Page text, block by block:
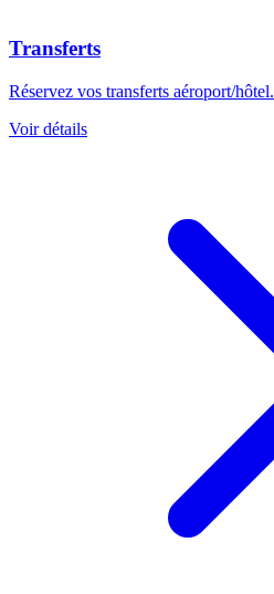
Transferts
Réservez vos transferts aéroport/hôtel.
Voir détails